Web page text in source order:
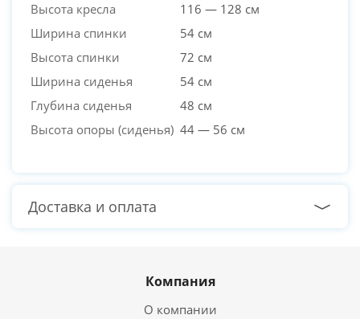
Высота кресла
116 — 128 см
Ширина спинки
54 см
Высота спинки
72 см
Ширина сиденья
54 см
Глубина сиденья
48 см
Высота опоры (сиденья) 44 — 56 см
Доставка и оплата
Компания
О компании